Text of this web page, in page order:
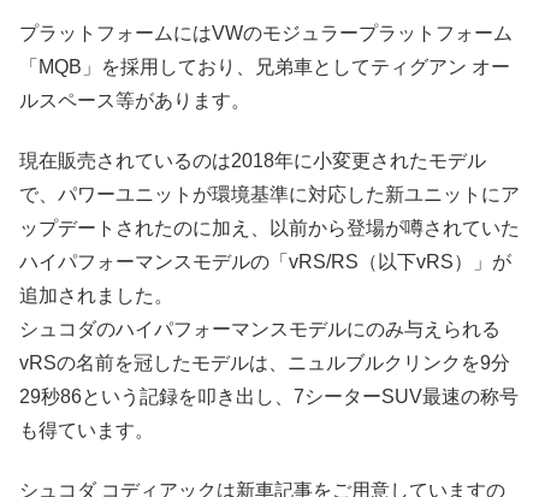
プラットフォームにはVWのモジュラープラットフォーム
「MQB」を採用しており、兄弟車としてティグアン オー
ルスペース等があります。
現在販売されているのは2018年に小変更されたモデル
で、パワーユニットが環境基準に対応した新ユニットにア
ップデートされたのに加え、以前から登場が噂されていた
ハイパフォーマンスモデルの「vRS/RS（以下vRS）」が
追加されました。
シュコダのハイパフォーマンスモデルにのみ与えられる
vRSの名前を冠したモデルは、ニュルブルクリンクを9分
29秒86という記録を叩き出し、7シーターSUV最速の称号
も得ています。
シュコダ コディアックは新車記事をご用意していますの